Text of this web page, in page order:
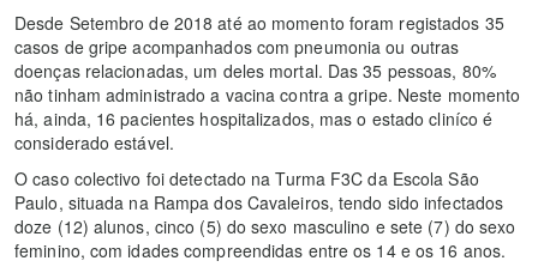
Desde Setembro de 2018 até ao momento foram registados 35
casos de gripe acompanhados com pneumonia ou outras
doenças relacionadas, um deles mortal. Das 35 pessoas, 80%
não tinham administrado a vacina contra a gripe. Neste momento
há, ainda, 16 pacientes hospitalizados, mas o estado cliníco é
considerado estável.
O caso colectivo foi detectado na Turma F3C da Escola São
Paulo, situada na Rampa dos Cavaleiros, tendo sido infectados
doze (12) alunos, cinco (5) do sexo masculino e sete (7) do sexo
feminino, com idades compreendidas entre os 14 e os 16 anos.